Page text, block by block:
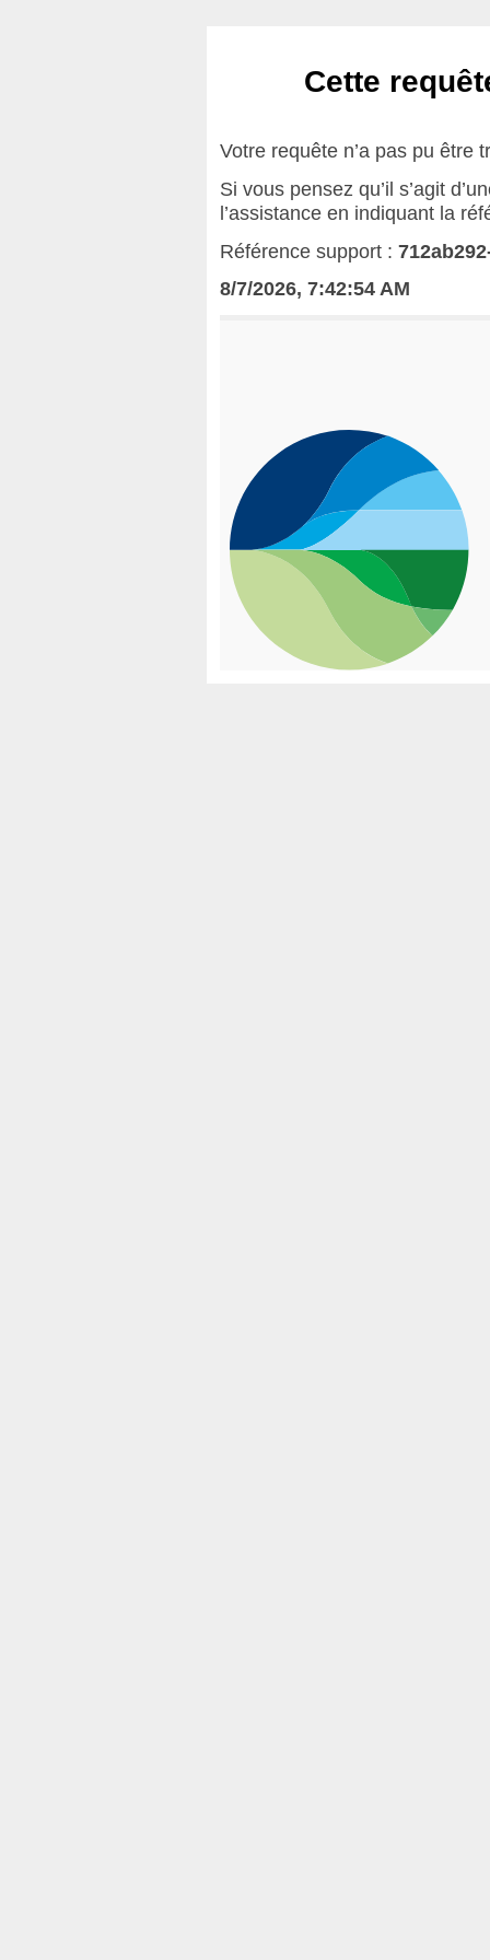
Cette
Votre requête n’a pas pu être
Si vous pensez qu’il s’agit
l’assistance en indiquant la
Référence support :
8/7/2026, 7:42:54 AM